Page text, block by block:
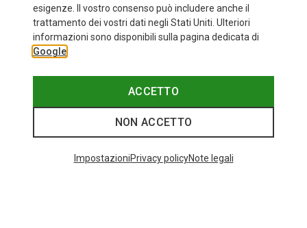
esigenze. Il vostro consenso può includere anche il
trattamento dei vostri dati negli Stati Uniti. Ulteriori
informazioni sono disponibili sulla pagina dedicata di
Google
ACCETTO
NON ACCETTO
ImpostazioniPrivacy policyNote legali